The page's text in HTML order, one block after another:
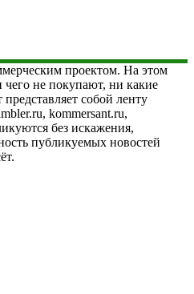
проектом. На этом
чего не покупают, ни какие
собой ленту
kommersant.ru,
без искажения,
публикуемых новостей